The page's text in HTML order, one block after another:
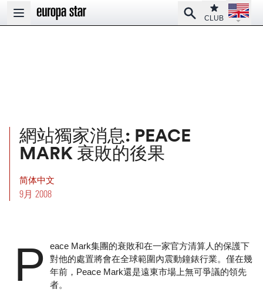
Open main menu
SearchClub
CLUB
Open
網站獨家消息: PEACE
MARK 衰敗的後果
简体中文
9月 2008
P
eace Mark集團的衰敗和在一家官方清算人的保護下
對他的處置將會在全球範圍內震動鐘錶行業。僅在幾
年前，Peace Mark還是遠東市場上無可爭議的領先
者。